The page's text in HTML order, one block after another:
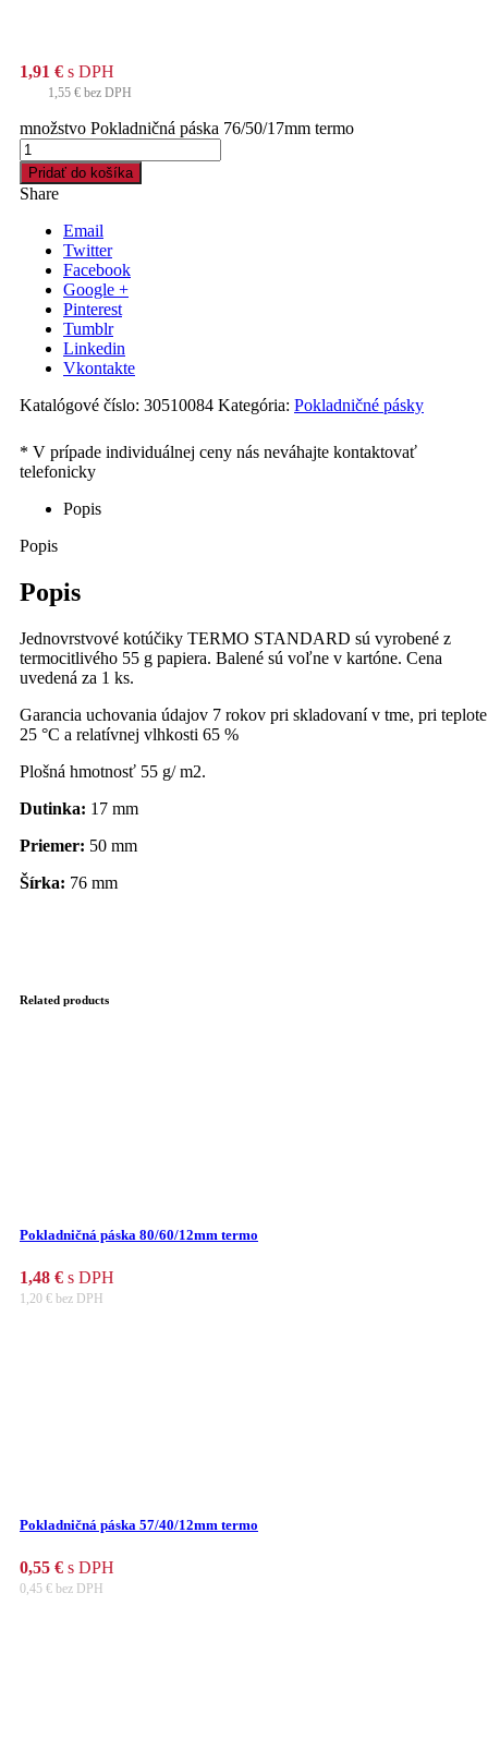
1,91 € s DPH
1,55 € bez DPH
množstvo Pokladničná páska 76/50/17mm termo
Pridať do košíka
Share
Email
Twitter
Facebook
Google +
Pinterest
Tumblr
Linkedin
Vkontakte
Katalógové číslo: 30510084 Kategória: Pokladničné pásky
Popis
Popis
Popis
Jednovrstvové kotúčiky TERMO STANDARD sú vyrobené z
termocitlivého 55 g papiera. Balené sú voľne v kartóne. Cena
uvedená za 1 ks.
Garancia uchovania údajov 7 rokov pri skladovaní v tme, pri teplote
25 °C a relatívnej vlhkosti 65 %
Plošná hmotnosť 55 g/ m2.
Dutinka: 17 mm
Priemer: 50 mm
Šírka: 76 mm
Related products
Pokladničná páska 80/60/12mm termo
1,48 € s DPH
1,20 € bez DPH
Pokladničná páska 57/40/12mm termo
0,55 € s DPH
0,45 € bez DPH